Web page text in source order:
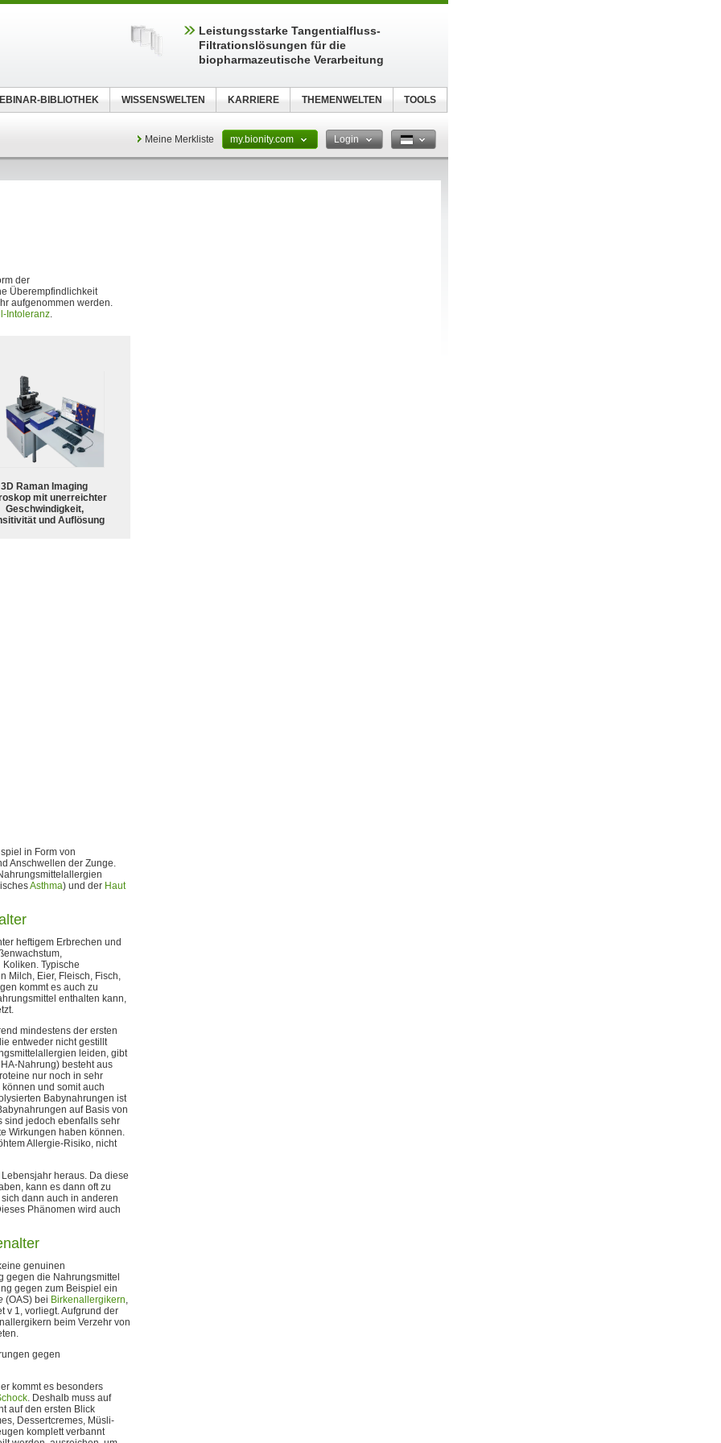
Meine Merkliste my.bionity.com Login
der
Überempfindlichkeit
aufgenommen werden.
Intoleranz.
3D Raman Imaging
mit unerreichter
Geschwindigkeit,
und Auflösung
in Form von
Anschwellen der Zunge.
Asthma) und der Haut
heftigem Erbrechen und
Typische
Milch, Eier, Fleisch, Fisch,
kommt es auch zu
enthalten kann,
mindestens der ersten
entweder nicht gestillt
leiden, gibt
Nahrung) besteht aus
nur noch in sehr
und somit auch
Babynahrungen ist
auf Basis von
sind jedoch ebenfalls sehr
Wirkungen haben können.
Allergie-Risiko, nicht
heraus. Da diese
kann es dann oft zu
dann auch in anderen
Phänomen wird auch
genuinen
die Nahrungsmittel
gegen zum Beispiel ein
(OAS) bei Birkenallergikern,
v 1, vorliegt. Aufgrund der
beim Verzehr von
gegen
kommt es besonders
. Deshalb muss auf
auf den ersten Blick
Dessertcremes, Müsli-
komplett verbannt
Leistungsstarke Tangentialfluss-
Filtrationslösungen für die
biopharmazeutische Verarbeitung
BIBLIOTHEK WISSENSWELTEN KARRIERE THEMENWELTEN TOOLS